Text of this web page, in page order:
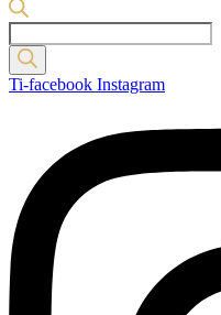
Products
search
Ti-facebook Instagram